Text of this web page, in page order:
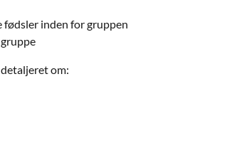
inden for gruppen
om: